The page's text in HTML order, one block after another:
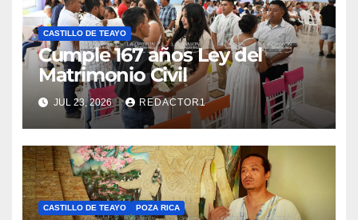
CASTILLO DE TEAYO
Cumple 167 años Ley del
Matrimonio Civil
JUL 23, 2026 REDACTOR1
CASTILLO DE TEAYO POZA RICA